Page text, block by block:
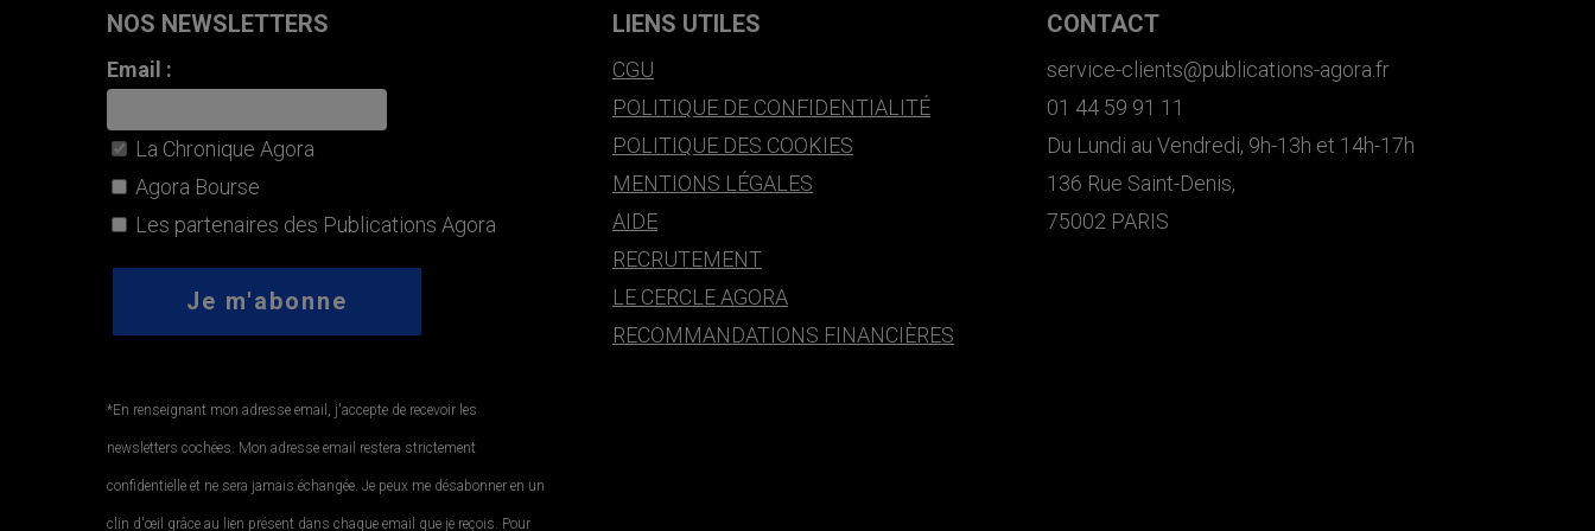
NOS NEWSLETTERS
Email :
La Chronique Agora
Agora Bourse
Les partenaires des Publications Agora
*En renseignant mon adresse email, j'accepte de recevoir les
newsletters cochées. Mon adresse email restera strictement
confidentielle et ne sera jamais échangée. Je peux me désabonner en un
clin d'œil grâce au lien présent dans chaque email que je reçois. Pour
LIENS UTILES
CGU
POLITIQUE DE CONFIDENTIALITÉ
POLITIQUE DES COOKIES
MENTIONS LÉGALES
AIDE
RECRUTEMENT
LE CERCLE AGORA
RECOMMANDATIONS FINANCIÈRES
CONTACT
service-clients@publications-agora.fr
01 44 59 91 11
Du Lundi au Vendredi, 9h-13h et 14h-17h
136 Rue Saint-Denis,
75002 PARIS